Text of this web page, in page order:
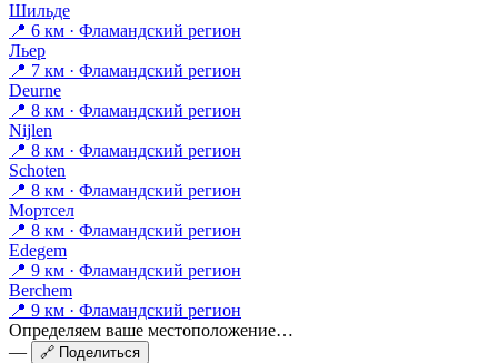
Шильде
📍 6 км · Фламандский регион
Льер
📍 7 км · Фламандский регион
Deurne
📍 8 км · Фламандский регион
Nijlen
📍 8 км · Фламандский регион
Schoten
📍 8 км · Фламандский регион
Мортсел
📍 8 км · Фламандский регион
Edegem
📍 9 км · Фламандский регион
Berchem
📍 9 км · Фламандский регион
Определяем ваше местоположение…
—
🔗 Поделиться